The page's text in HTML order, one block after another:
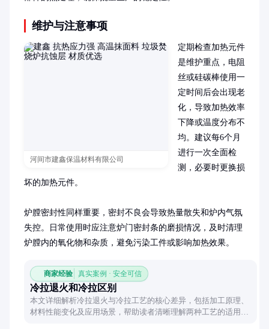
维护与注意事项
河间市建鑫保温材料有限公司
定期检查加热元件
是维护重点，电阻
丝或硅碳棒使用一
定时间后会出现老
化，导致加热效率
下降或温度分布不
均。建议每6个月
进行一次全面检
测，必要时更换损
坏的加热元件。
炉膛密封性同样重要，密封不良会导致热量散失和炉内气氛
失控。日常使用时应注意炉门密封条的磨损情况，及时清理
炉膛内的氧化物和杂质，避免污染工件或影响加热效果。
商家经验 真实案例 · 安全可信
冷拉退火和冷拉区别
本文详细解析冷拉退火与冷拉工艺的核心差异，包括加工原理、
材料性能变化及应用场景，帮助读者清晰理解两种工艺的适用性